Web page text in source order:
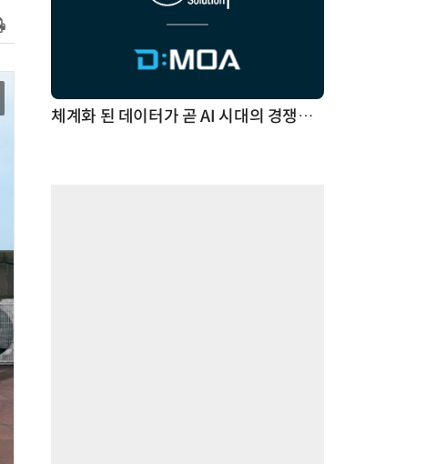
AI 시대의 옵저버빌리티: GPU·LLM 모니터링부터 AI 기반 장애 대응까지 체계화 된 데이터가 곧 AI 시대의 경쟁력이다